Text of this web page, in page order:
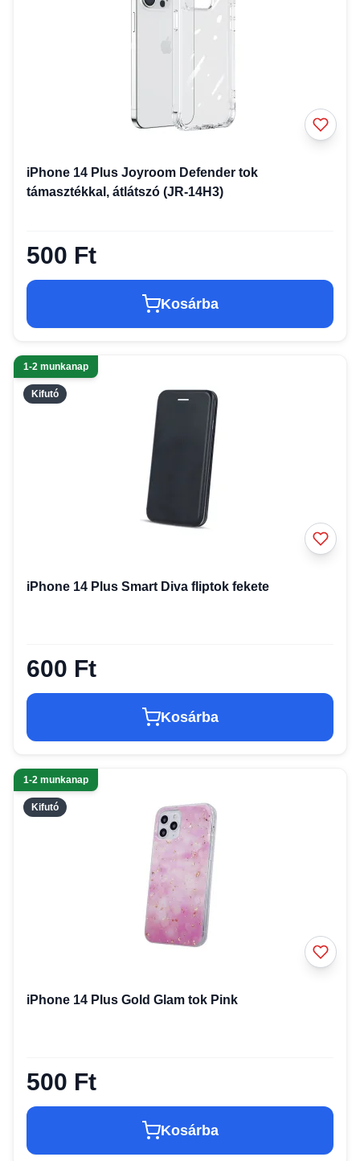
iPhone 14 Plus Joyroom Defender tok
támasztékkal, átlátszó (JR-14H3)
500 Ft
Kosárba
Kifutó
1-2 munkanap
iPhone 14 Plus Smart Diva fliptok fekete
600 Ft
Kosárba
Kifutó
1-2 munkanap
iPhone 14 Plus Gold Glam tok Pink
500 Ft
Kosárba